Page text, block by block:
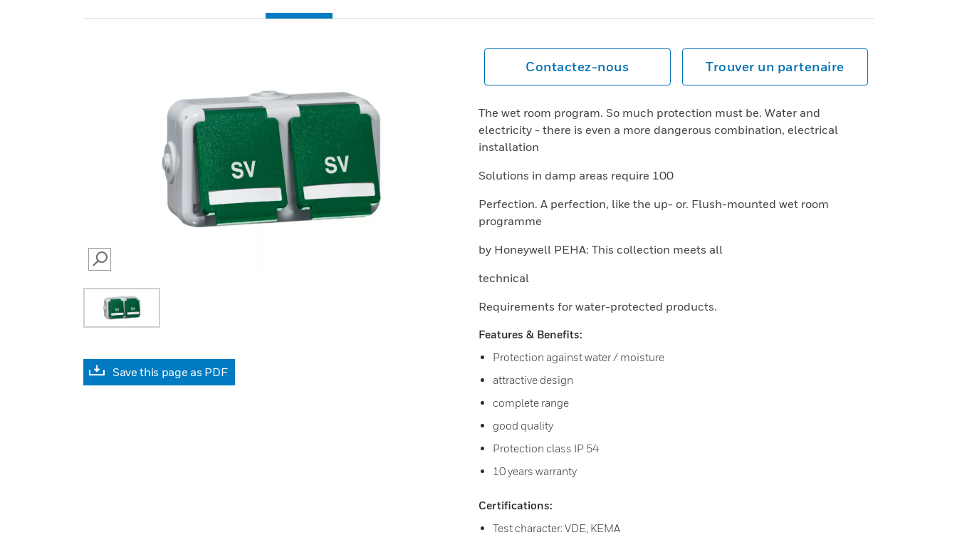
SEARCH
Save this page as PDF
Contactez-nous Trouver un partenaire
The wet room program. So much protection must be. Water and
electricity - there is even a more dangerous combination, electrical
installation
Solutions in damp areas require 100
Perfection. A perfection, like the up- or. Flush-mounted wet room
programme
by Honeywell PEHA: This collection meets all
technical
Requirements for water-protected products.
Features & Benefits:
Protection against water / moisture
attractive design
complete range
good quality
Protection class IP 54
10 years warranty
Certifications:
Test character: VDE, KEMA